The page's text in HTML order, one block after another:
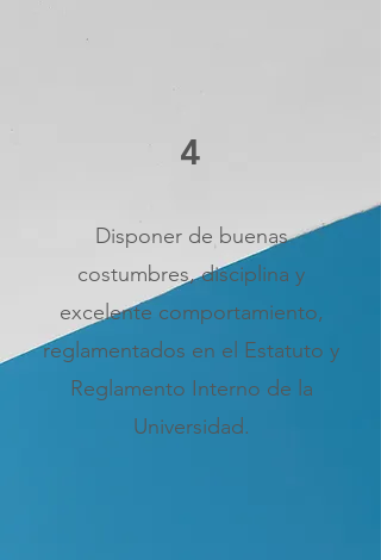
4
Disponer de buenas
costumbres, disciplina y
excelente comportamiento,
reglamentados en el Estatuto y
Reglamento Interno de la
Universidad.